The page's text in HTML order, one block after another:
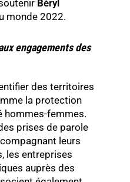
Béryl
monde 2022.
engagements des
des territoires
la protection
hommes-femmes.
prises de parole
leurs
les entreprises
auprès des